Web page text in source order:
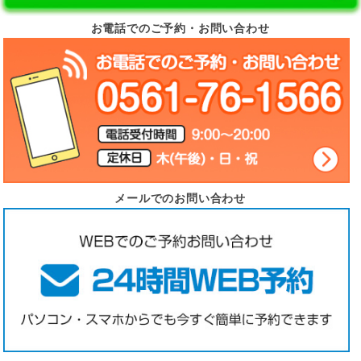
お電話でのご予約・お問い合わせ
メールでのお問い合わせ